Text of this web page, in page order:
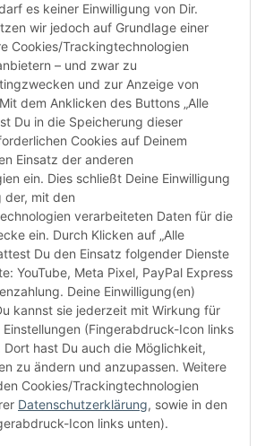
es keiner Einwilligung von Dir.
wir jedoch auf Grundlage einer
Cookies/Trackingtechnologien
– und zwar zu
und zur Anzeige von
dem Anklicken des Buttons „Alle
Du in die Speicherung dieser
Cookies auf Deinem
Einsatz der anderen
ein. Dies schließt Deine Einwilligung
der, mit den
verarbeiteten Daten für die
ein. Durch Klicken auf „Alle
Du den Einsatz folgender Dienste
YouTube, Meta Pixel, PayPal Express
Deine Einwilligung(en)
kannst sie jederzeit mit Wirkung für
(Fingerabdruck-Icon links
hast Du auch die Möglichkeit,
zu ändern und anzupassen. Weitere
Cookies/Trackingtechnologien
Datenschutzerklärung, sowie in den
Icon links unten).
DE-20357 Hamburg
990
Fr.) 11:00 - 15:00 Uhr
dafür, dass Du uns ausschließlich zu
Geschäftszeiten telefonisch
tiktok